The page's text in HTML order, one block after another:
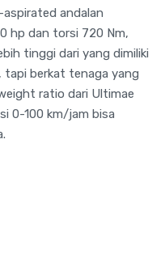
andalan
hp dan torsi 720 Nm,
tinggi dari yang dimiliki
tapi berkat tenaga yang
ratio dari Ultimae
0-100 km/jam bisa